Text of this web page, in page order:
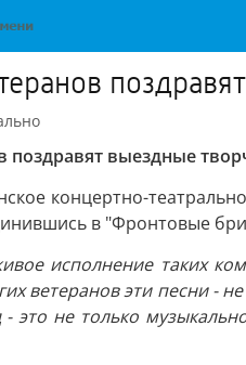
поздравят выездные
концертно-
в "Фронтовые
исполнение таких
ветеранов эти песни -
- это не только